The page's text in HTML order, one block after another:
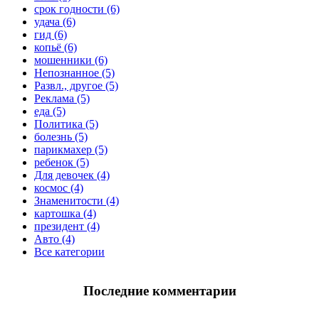
срок годности (6)
удача (6)
гид (6)
копьё (6)
мошенники (6)
Непознанное (5)
Развл., другое (5)
Реклама (5)
еда (5)
Политика (5)
болезнь (5)
парикмахер (5)
ребенок (5)
Для девочек (4)
космос (4)
Знаменитости (4)
картошка (4)
президент (4)
Авто (4)
Все категории
Последние комментарии